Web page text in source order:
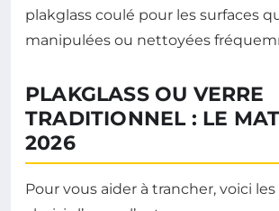
plakglass coulé pour les surfaces
manipulées ou nettoyées
PLAKGLASS OU VERRE
TRADITIONNEL : LE
2026
Pour vous aider à trancher, voici les